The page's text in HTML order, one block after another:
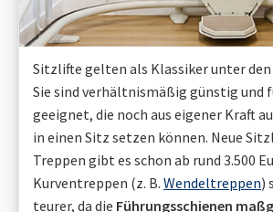
Sitzlifte gelten als Klassiker unter
Sie sind verhältnismäßig günstig und
geeignet, die noch aus eigener Kraft
in einen Sitz setzen können. Neue
Treppen gibt es schon ab rund 3.500
Kurventreppen (z. B. Wendeltreppen)
teurer, da die Führungsschienen